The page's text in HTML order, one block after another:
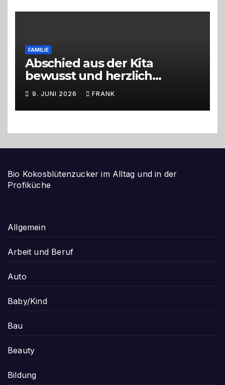
FAMILIE
Abschied aus der Kita
bewusst und herzlich
gestalten
9. JUNI 2026 FRANK
Bio Kokosblütenzucker im Alltag und in der
Profiküche
Allgemein
Arbeit und Beruf
Auto
Baby/Kind
Bau
Beauty
Bildung